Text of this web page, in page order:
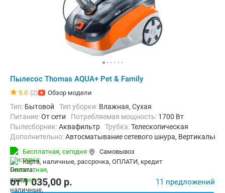
Пылесос Thomas AQUA+ Pet & Family
5.0 (2) Обзор модели
Тип: Бытовой Тип уборки: Влажная, Сухая
питание:От сети Потребляемая мощность: 1700 Вт
пылесборник:Аквафильтр трубка:Телескопическая
Дополнительно:Автосматывание сетевого шнура,
Радиус действия:
Бесплатная, сегодня
Самовывоз
карта, наличные, рассрочка, ОПЛАТИ, кредит
от1 035,00 p. 11 предложений